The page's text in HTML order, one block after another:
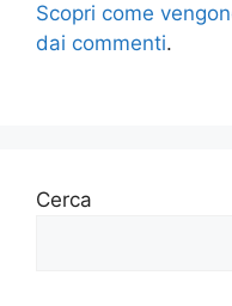
Scopri come
dai commenti.
Cerca